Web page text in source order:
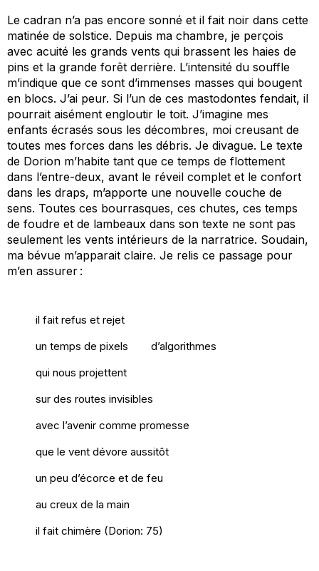
Le cadran n’a pas encore sonné et il fait noir dans cette
matinée de solstice. Depuis ma chambre, je perçois
avec acuité les grands vents qui brassent les haies de
pins et la grande forêt derrière. L’intensité du souffle
m’indique que ce sont d’immenses masses qui bougent
en blocs. J’ai peur. Si l’un de ces mastodontes fendait, il
pourrait aisément engloutir le toit. J’imagine mes
enfants écrasés sous les décombres, moi creusant de
toutes mes forces dans les débris. Je divague. Le texte
de Dorion m’habite tant que ce temps de flottement
dans l’entre-deux, avant le réveil complet et le confort
dans les draps, m’apporte une nouvelle couche de
sens. Toutes ces bourrasques, ces chutes, ces temps
de foudre et de lambeaux dans son texte ne sont pas
seulement les vents intérieurs de la narratrice. Soudain,
ma bévue m’apparait claire. Je relis ce passage pour
m’en assurer :
il fait refus et rejet
un temps de pixels
d’algorithmes
qui nous projettent
sur des routes invisibles
avec l’avenir comme promesse
que le vent dévore aussitôt
un peu d’écorce et de feu
au creux de la main
il fait chimère (Dorion: 75)